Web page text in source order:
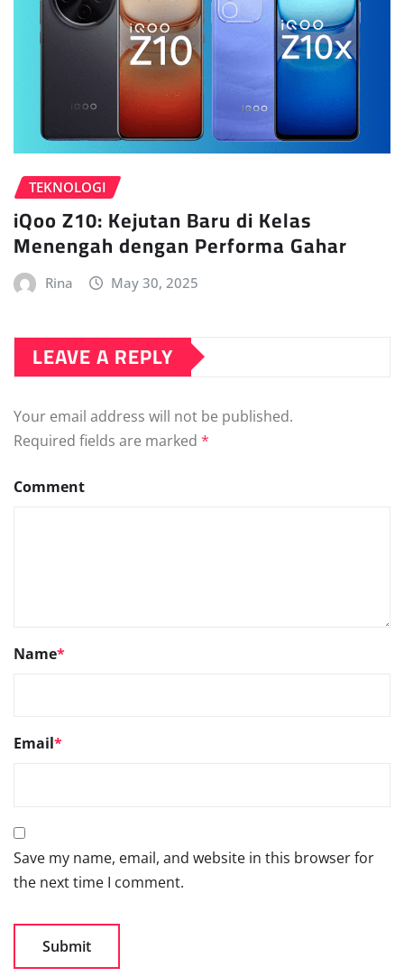
TEKNOLOGI
iQoo Z10: Kejutan Baru di Kelas
Menengah dengan Performa Gahar
Rina May 30, 2025
LEAVE A REPLY
Your email address will not be published.
Required fields are marked *
Comment
Name*
Email*
Save my name, email, and website in this browser for
the next time I comment.